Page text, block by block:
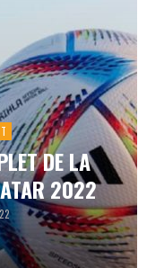
DE LA
2022